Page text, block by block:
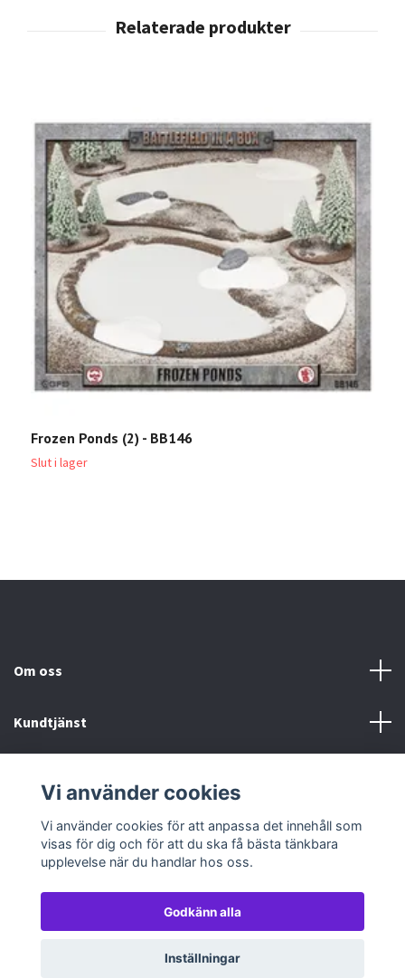
Frozen Ponds (2) - BB146
Slut i lager
Om oss
Kundtjänst
Sociala medier
© 2026 TableTopGames
Vi använder cookies
Vi använder cookies för att anpassa det innehåll som
visas för dig och för att du ska få bästa tänkbara
upplevelse när du handlar hos oss.
Godkänn alla
Inställningar